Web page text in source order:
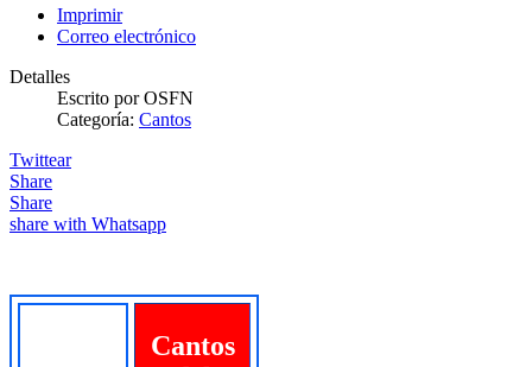
Imprimir
Correo electrónico
Detalles
Escrito porOSFN
Categoría: Cantos
Twittear
Share
Share
share with Whatsapp
Cantos